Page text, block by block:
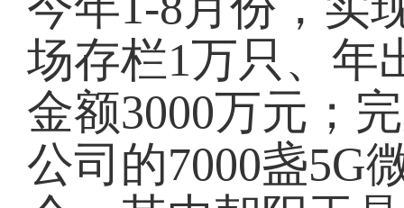
场存栏1万只、年
金额3000万元；
公司的7000盏5G